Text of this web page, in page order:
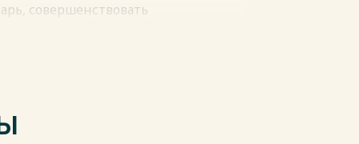
совершенствовать